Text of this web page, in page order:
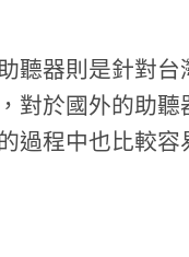
聽器則是針對台
對於國外的助聽
過程中也比較容